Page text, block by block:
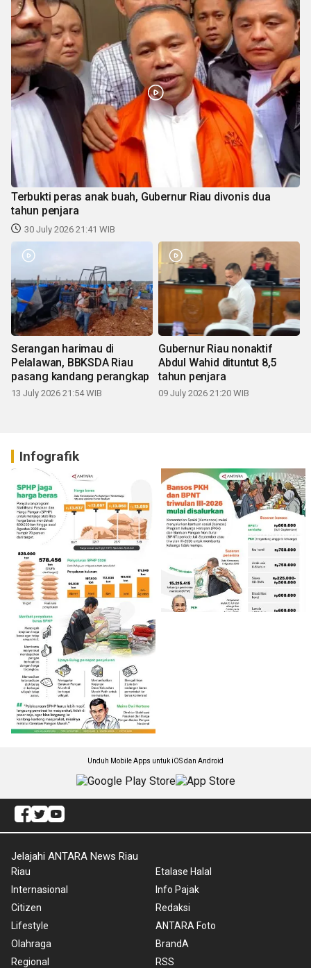
Terbukti peras anak buah, Gubernur Riau divonis dua
tahun penjara
30 July 2026 21:41 WIB
Serangan harimau di
Pelalawan, BBKSDA Riau
pasang kandang perangkap
13 July 2026 21:54 WIB
Gubernur Riau nonaktif
Abdul Wahid dituntut 8,5
tahun penjara
09 July 2026 21:20 WIB
Infografik
Unduh Mobile Apps untuk iOS dan Android
Jelajahi ANTARA News Riau
Riau
Internasional
Citizen
Lifestyle
Olahraga
Regional
Etalase Halal
Info Pajak
Redaksi
ANTARA Foto
BrandA
RSS